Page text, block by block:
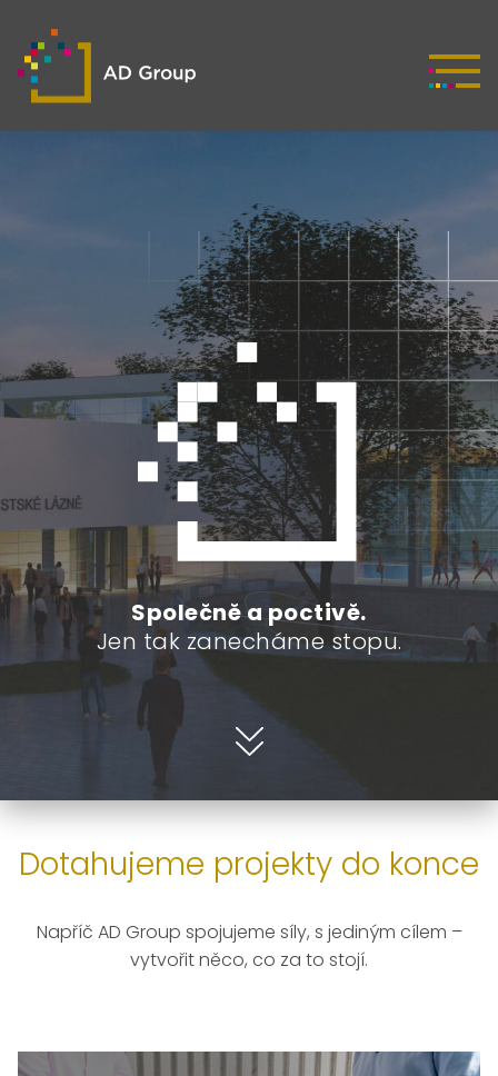
Společně a poctivě.
Jen tak zanecháme stopu.
Dotahujeme projekty do konce
Napříč AD Group spojujeme síly, s jediným cílem –
vytvořit něco, co za to stojí.